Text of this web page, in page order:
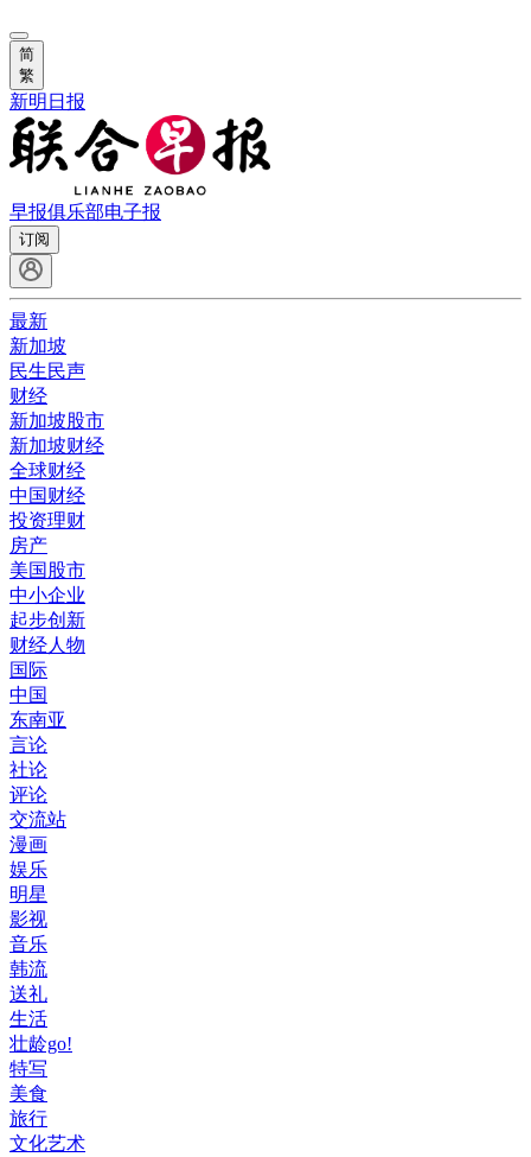
简
繁
新明日报
早报俱乐部电子报
订阅
最新
新加坡
民生民声
财经
新加坡股市
新加坡财经
全球财经
中国财经
投资理财
房产
美国股市
中小企业
起步创新
财经人物
国际
中国
东南亚
言论
社论
评论
交流站
漫画
娱乐
明星
影视
音乐
韩流
送礼
生活
壮龄go!
特写
美食
旅行
文化艺术